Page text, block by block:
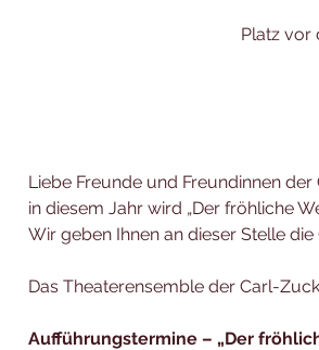
Platz vor
Liebe Freunde und Freundinnen
in diesem Jahr wird „Der fröhliche
Wir geben Ihnen an dieser Stelle
Das Theaterensemble der Carl-
Aufführungstermine – „Der